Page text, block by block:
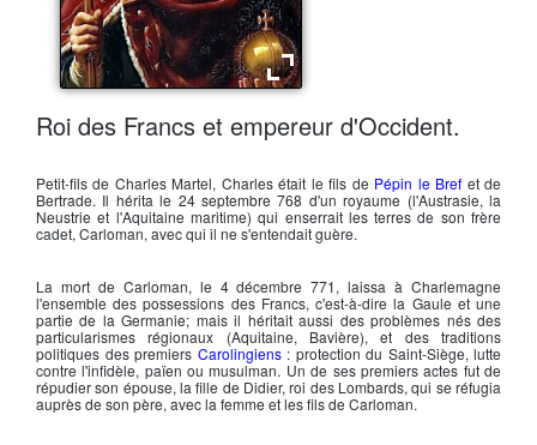
Roi des Francs et empereur d'Occident.
Petit-fils de Charles Martel, Charles était le fils de Pépin le Bref et de
Bertrade. Il hérita le 24 septembre 768 d'un royaume (l'Austrasie, la
Neustrie et l'Aquitaine maritime) qui enserrait les terres de son frère
cadet, Carloman, avec qui il ne s'entendait guère.
La mort de Carloman, le 4 décembre 771, laissa àCharlemagne
l'ensemble des possessions des Francs, c'est-à-dire la Gaule et une
partie de la Germanie; mais il héritait aussi des problèmes nés des
particularismes régionaux (Aquitaine, Bavière), et des traditions
politiques des premiers Carolingiens: protection du Saint-Siège, lutte
contre l'infidèle, païen ou musulman. Un de ses premiers actes fut de
répudier son épouse, la fille de Didier, roi des Lombards, qui se réfugia
auprès de son père, avec la femme et les fils de Carloman.